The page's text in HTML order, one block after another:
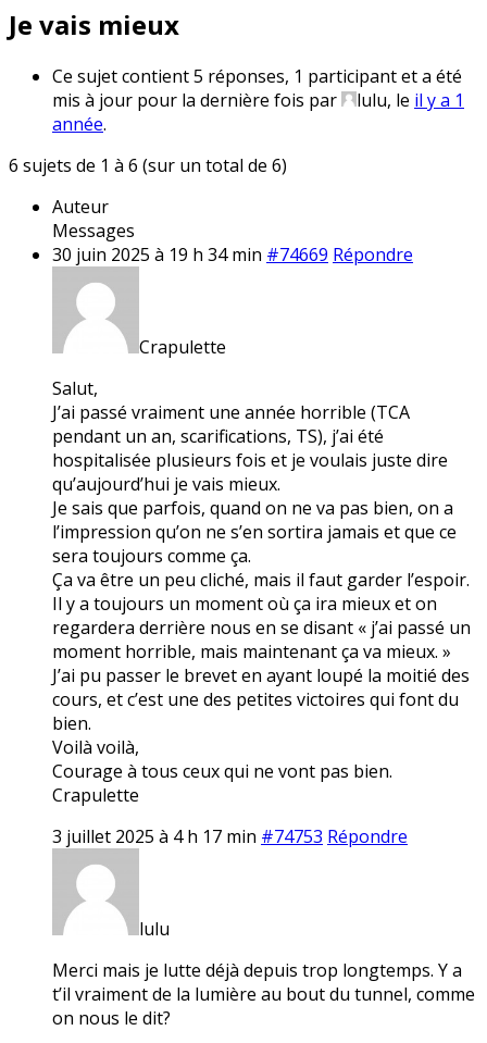
Je vais mieux
Ce sujet contient 5 réponses, 1 participant et a été
mis à jour pour la dernière fois par
lulu, le il y a 1
année.
6 sujets de 1 à 6 (sur un total de 6)
Auteur
Messages
30 juin 2025 à 19 h 34 min #74669 Répondre
Crapulette
Salut,
J’ai passé vraiment une année horrible (TCA
pendant un an, scarifications, TS), j’ai été
hospitalisée plusieurs fois et je voulais juste dire
qu’aujourd’hui je vais mieux.
Je sais que parfois, quand on ne va pas bien, on a
l’impression qu’on ne s’en sortira jamais et que ce
sera toujours comme ça.
Ça va être un peu cliché, mais il faut garder l’espoir.
Il y a toujours un moment où ça ira mieux et on
regardera derrière nous en se disant « j’ai passé un
moment horrible, mais maintenant ça va mieux. »
J’ai pu passer le brevet en ayant loupé la moitié des
cours, et c’est une des petites victoires qui font du
bien.
Voilà voilà,
Courage à tous ceux qui ne vont pas bien.
Crapulette
3 juillet 2025 à 4 h 17 min #74753 Répondre
lulu
Merci mais je lutte déjà depuis trop longtemps. Y a
t’il vraiment de la lumière au bout du tunnel, comme
on nous le dit?